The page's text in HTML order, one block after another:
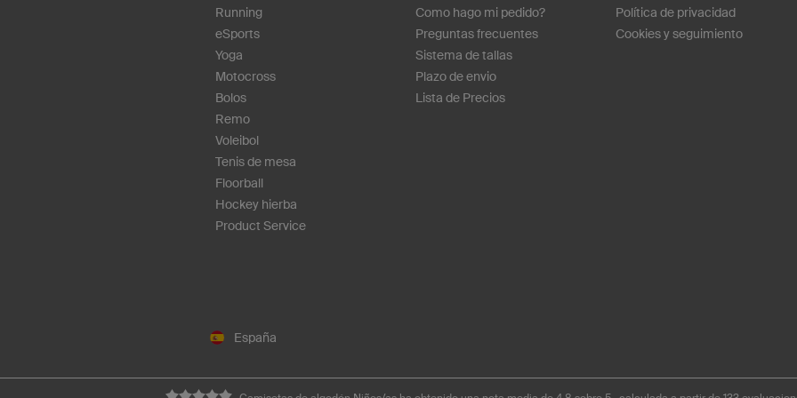
Running
eSports
Yoga
Motocross
Bolos
Remo
Voleibol
Tenis de mesa
Floorball
Hockey hierba
Product Service
Como hago mi pedido?
Preguntas frecuentes
Sistema de tallas
Plazo de envio
Lista de Precios
Política de privacidad
Cookies y seguimiento
España